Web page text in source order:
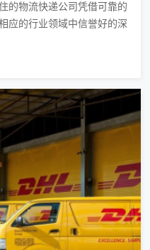
的物流快递公司凭借可靠的
应的行业领域中信誉好的深